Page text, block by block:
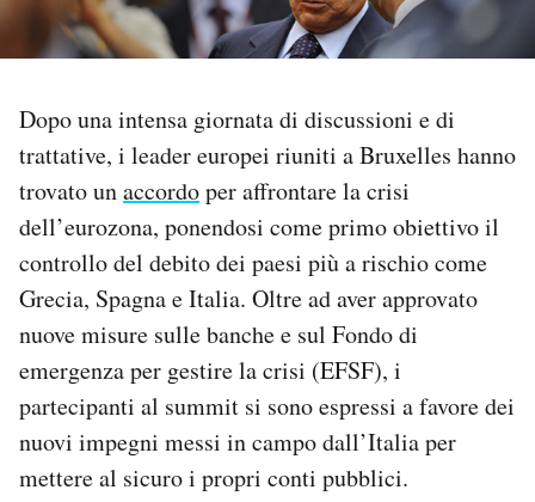
NEWSLETTER
I MIEI PREFERITI
SHOP
AREA PERSONALE
Area Personale
Newsletter
Notifiche mobile
Dopo una intensa giornata di discussioni e di
trattative, i leader europei riuniti a Bruxelles hanno
trovato unaccordoper affrontare la crisi
dell’eurozona, ponendosi come primo obiettivo il
controllo del debito dei paesi più a rischio come
Grecia, Spagna e Italia. Oltre ad aver approvato
nuove misure sulle banche e sul Fondo di
emergenza per gestire la crisi (EFSF), i
partecipanti al summit si sono espressi a favore dei
nuovi impegni messi in campo dall’Italia per
mettere al sicuro i propri conti pubblici.